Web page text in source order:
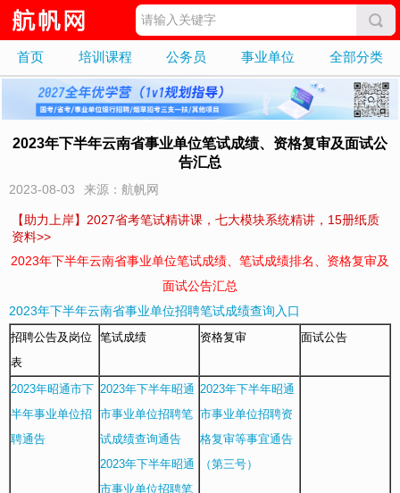
首页 培训课程 公务员 事业单位 全部分类
2023年下半年云南省事业单位笔试成绩、资格复审及面试公
告汇总
2023-08-03 来源：航帆网
【助力上岸】2027省考笔试精讲课，七大模块系统精讲，15册纸质
资料>>
2023年下半年云南省事业单位笔试成绩、笔试成绩排名、 资格复审及
面试公告汇总
2023年下半年云南省事业单位招聘笔试成绩查询入口
招聘公告及岗位
表
笔试成绩 资格复审 面试公告
2023年昭通市下
半年事业单位招
聘通告
2023年下半年昭通
市事业单位招聘笔
试成绩查询通告
2023年下半年昭通
市事业单位招聘笔
2023年下半年昭通
市事业单位招聘资
格复审等事宜通告
（第三号）